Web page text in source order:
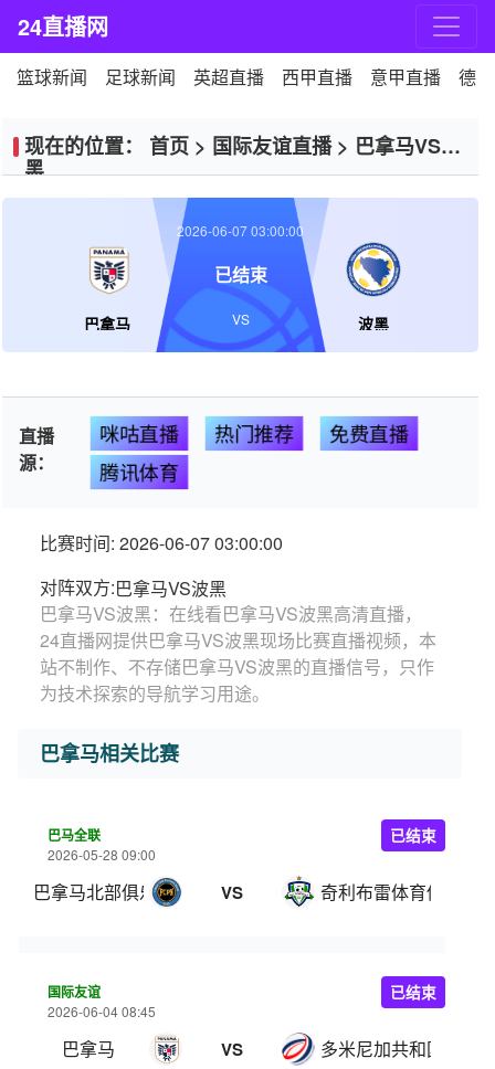
24直播网
篮球新闻 足球新闻 英超直播 西甲直播 意甲直播 德
现在的位置： 首页 > 国际友谊直播> 巴拿马VS波
黑
巴拿马 波黑
2026-06-07 03:00:00
已结束
VS
直播
源：
咪咕直播 热门推荐
免费直播
腾讯体育
比赛时间: 2026-06-07 03:00:00
对阵双方:巴拿马VS波黑
巴拿马VS波黑：在线看巴拿马VS波黑高清直播，
24直播网提供巴拿马VS波黑现场比赛直播视频，本
站不制作、不存储巴拿马VS波黑的直播信号，只作
为技术探索的导航学习用途。
巴拿马相关比赛
巴马全联
2026-05-28 09:00
巴拿马北部俱乐部 VS 奇利布雷体育俱乐部
已结束
国际友谊
2026-06-04 08:45
巴拿马 VS 多米尼加共和国
已结束